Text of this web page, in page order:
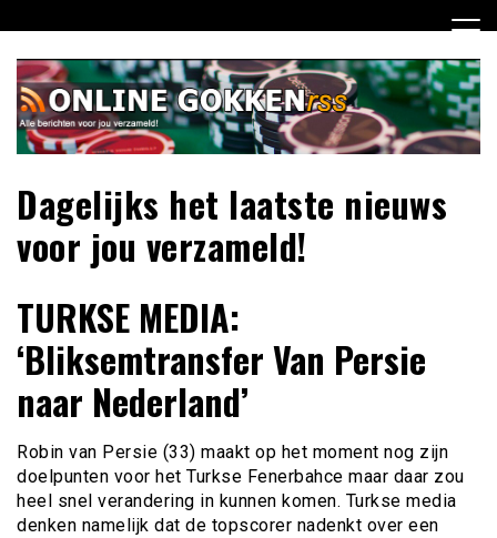
naar
inhoud
Dagelijks het laatste nieuws
voor jou verzameld!
TURKSE MEDIA:
‘Bliksemtransfer Van Persie
naar Nederland’
Robin van Persie (33) maakt op het moment nog zijn
doelpunten voor het Turkse Fenerbahce maar daar zou
heel snel verandering in kunnen komen. Turkse media
denken namelijk dat de topscorer nadenkt over een